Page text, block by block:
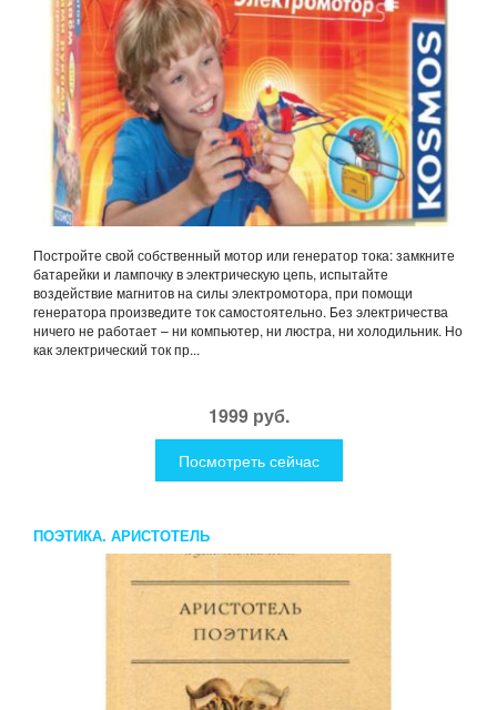
Постройте свой собственный мотор или генератор тока: замкните
батарейки и лампочку в электрическую цепь, испытайте
воздействие магнитов на силы электромотора, при помощи
генератора произведите ток самостоятельно. Без электричества
ничего не работает – ни компьютер, ни люстра, ни холодильник. Но
как электрический ток пр...
1999 руб.
Посмотреть сейчас
ПОЭТИКА. АРИСТОТЕЛЬ